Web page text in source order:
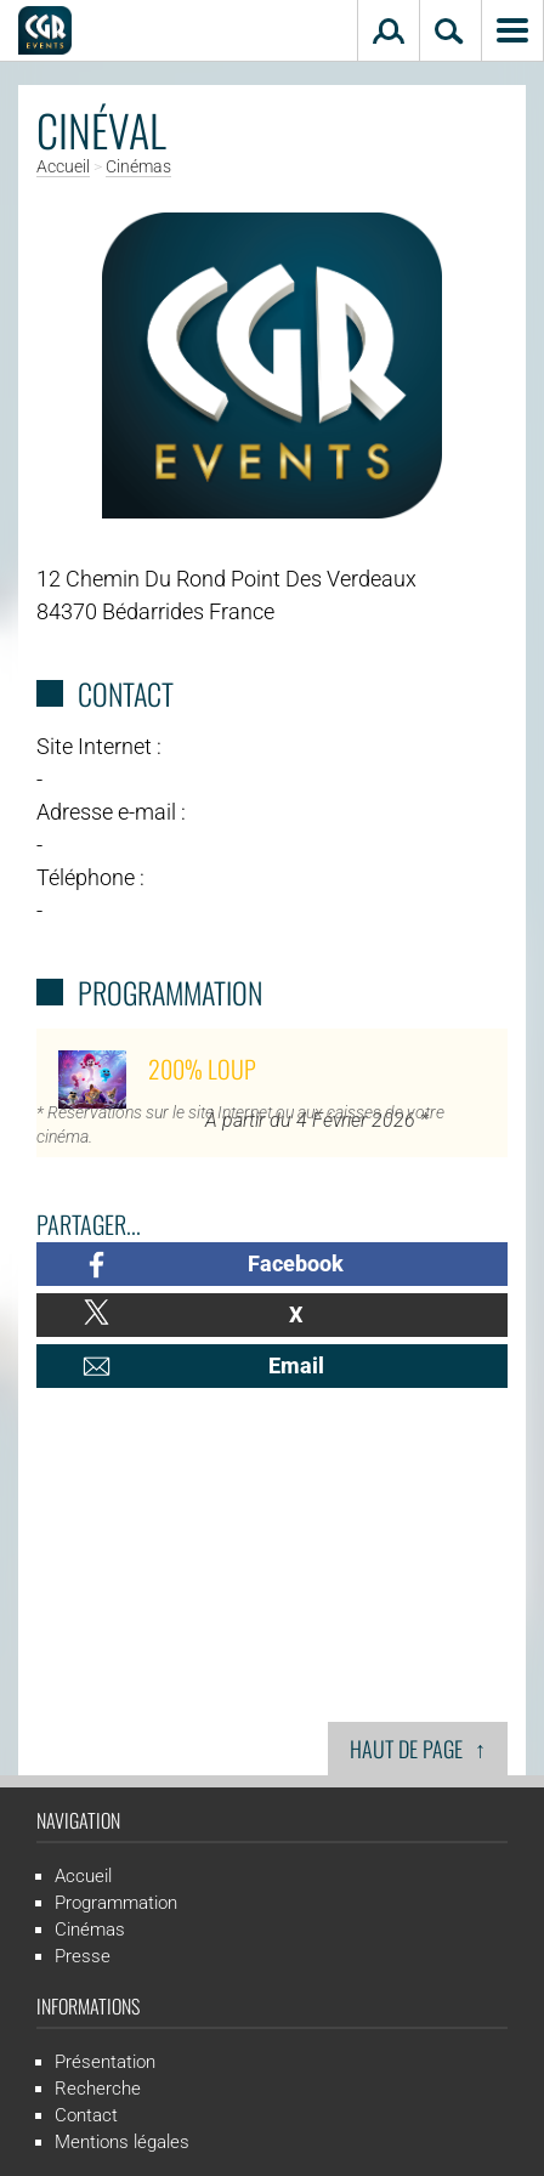
Aller au contenu principal
CINÉVAL
Accueil > Cinémas
12 Chemin Du Rond Point Des Verdeaux
84370 Bédarrides France
CONTACT
Site Internet :
-
Adresse e-mail :
-
Téléphone :
-
PROGRAMMATION
200% LOUP
À partir du 4 Février 2026 *
* Réservations sur le site Internet ou aux caisses de votre
cinéma.
PARTAGER...
Facebook
X
Email
HAUT DE PAGE ↑
NAVIGATION
Accueil
Programmation
Cinémas
Presse
INFORMATIONS
Présentation
Recherche
Contact
Mentions légales